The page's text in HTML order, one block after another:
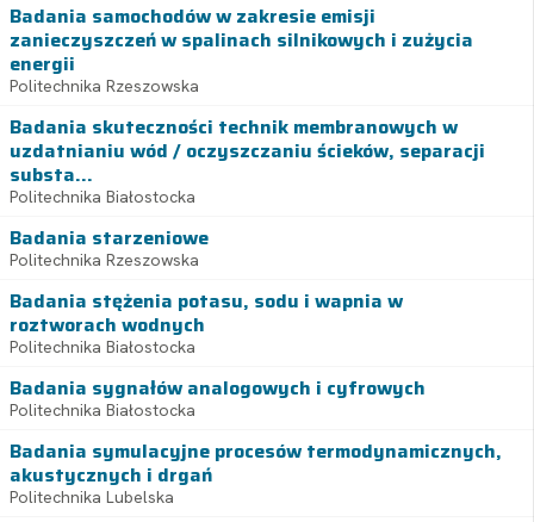
Badania samochodów w zakresie emisji
zanieczyszczeń w spalinach silnikowych i zużycia
energii
Politechnika Rzeszowska
Badania skuteczności technik membranowych w
uzdatnianiu wód / oczyszczaniu ścieków, separacji
substa...
Politechnika Białostocka
Badania starzeniowe
Politechnika Rzeszowska
Badania stężenia potasu, sodu i wapnia w
roztworach wodnych
Politechnika Białostocka
Badania sygnałów analogowych i cyfrowych
Politechnika Białostocka
Badania symulacyjne procesów termodynamicznych,
akustycznych i drgań
Politechnika Lubelska